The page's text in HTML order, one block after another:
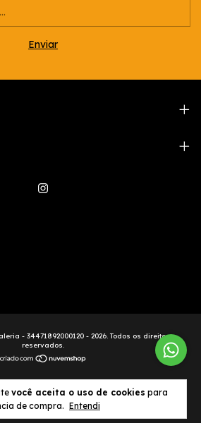
você aceita o uso de cookies para
de compra. Entendi
- 34471892000120 - 2026. Todos os direitos
reservados.